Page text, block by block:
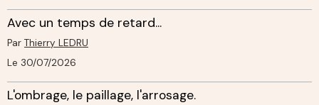
Avec un temps de retard...
Par Thierry LEDRU
Le 30/07/2026
L'ombrage, le paillage, l'arrosage.